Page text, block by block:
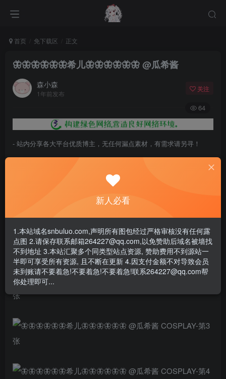
首页 免下载区 正文
🦋🦋🦋🦋🦋🦋希儿🦋🦋🦋🦋🦋🦋 ​​​@瓜希酱
森小森
1年前发布
关注
64
- 站内分享各大平台优质博主，无任何漏点素材，有需求请另寻！
- 百度网盘提示提取码错误，请更换浏览器重试，这是百度网盘版本问
- 遇见解压密码不对、无法解压，请查看
- 资源失效/充值未到账/账号解禁...等问题请《提交工单》
新人必看
1.本站域名snbuluo.com,声明所有图包经过严格审核没有任何露
点图 2.请保存联系邮箱264227@qq.com,以免赞助后域名被墙找
不到地址 3.本站汇聚多个同类型站点资源, 赞助费用不到源站一
半即可享受所有资源, 且不断在更新 4.因支付金额不对导致会员
未到账请不要着急!不要着急!不要着急!联系264227@qq.com帮
你处理即可...